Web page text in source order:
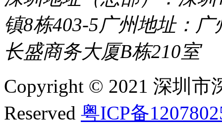
镇8栋403-5广州地址：
长盛商务大厦B栋210室
Copyright © 2021 深圳市
Reserved 粤ICP备